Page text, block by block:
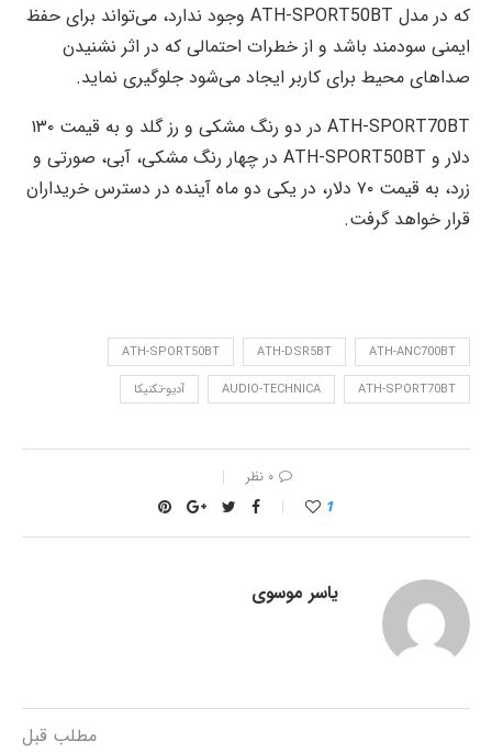
که در مدل ATH-SPORT50BT وجود ندارد، می‌تواند برای حفظ
ایمنی سودمند باشد و از خطرات احتمالی که در اثر نشنیدن
صداهای محیط برای کاربر ایجاد می‌شود جلوگیری نماید.
ATH-SPORT70BT در دو رنگ‌ مشکی و رز گلد و به قیمت ۱۳۰
دلار و ATH-SPORT50BT در چهار رنگ مشکی، آبی، صورتی و
زرد، به قیمت ۷۰ دلار، در یکی دو ماه آینده در دسترس خریداران
قرار خواهد گرفت.
ATH-ANC700BT
ATH-DSR5BT
ATH-SPORT50BT
ATH-SPORT70BT
AUDIO-TECHNICA آدیو-تکنیکا
۰ نظر
1
یاسر موسوی
مطلب قبل